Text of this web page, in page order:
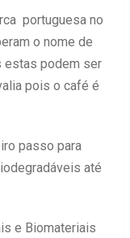
portuguesa no
o nome de
estas podem ser
pois o café é
passo para
até
e Biomateriais